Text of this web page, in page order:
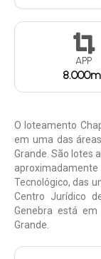
APP
O loteamento
em uma das
Grande. São lotes
Tecnológico, das
Centro Jurídico
Genebra está
Grande.